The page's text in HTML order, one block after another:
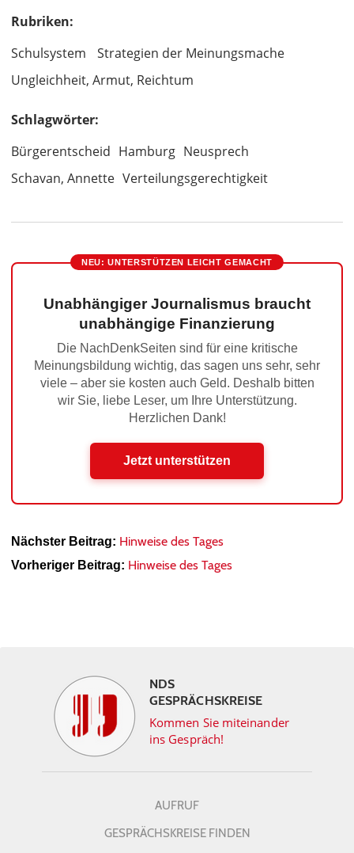
Rubriken:
Schulsystem
Strategien der Meinungsmache
Ungleichheit, Armut, Reichtum
Schlagwörter:
Bürgerentscheid Hamburg Neusprech
Schavan, Annette Verteilungsgerechtigkeit
NEU: UNTERSTÜTZEN LEICHT GEMACHT
Unabhängiger Journalismus braucht
unabhängige Finanzierung
Die NachDenkSeiten sind für eine kritische
Meinungsbildung wichtig, das sagen uns sehr, sehr
viele – aber sie kosten auch Geld. Deshalb bitten
wir Sie, liebe Leser, um Ihre Unterstützung.
Herzlichen Dank!
Jetzt unterstützen
Nächster Beitrag: Hinweise des Tages
Vorheriger Beitrag: Hinweise des Tages
NDS
GESPRÄCHSKREISE
Kommen Sie miteinander
ins Gespräch!
AUFRUF
GESPRÄCHSKREISE FINDEN